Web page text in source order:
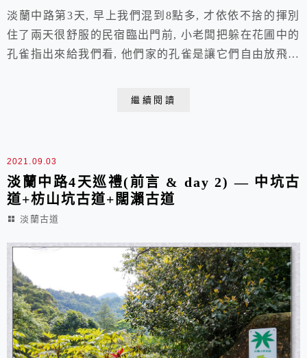
淡蘭中路第3天, 早上我們混到8點多, 才依依不捨的揮別
住了兩天很舒服的民宿臨出門前, 小老闆把躲在花圃中的
孔雀指出來給我們看, 他們家的孔雀是讓它們自由放飛在
但最近陷入抱蛋的熱情之中, 只可惜是空包蛋.....今天天
繼續閱讀
2021.09.03
淡蘭中路4天巡禮(前言 & day 2) — 中坑古
道+枋山坑古道+闊瀨古道
淡蘭古道